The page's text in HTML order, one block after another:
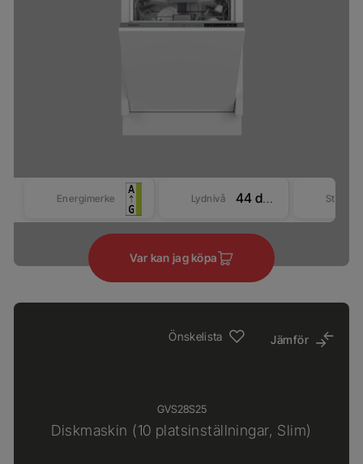
Energimerke Lydnivå 44 dBA
Var kan jag köpa
Önskelista Jämför
GVS28S25
Diskmaskin (10 platsinställningar, Slim)